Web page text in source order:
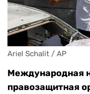
Ariel Schalit / AP
Международная
правозащитная